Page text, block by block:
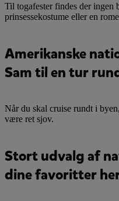
Til togafester findes der ingen
prinsessekostume eller en
Amerikanske
Sam til en tur
Når du skal cruise rundt i
være ret sjov.
Stort udvalg af
dine favoritter